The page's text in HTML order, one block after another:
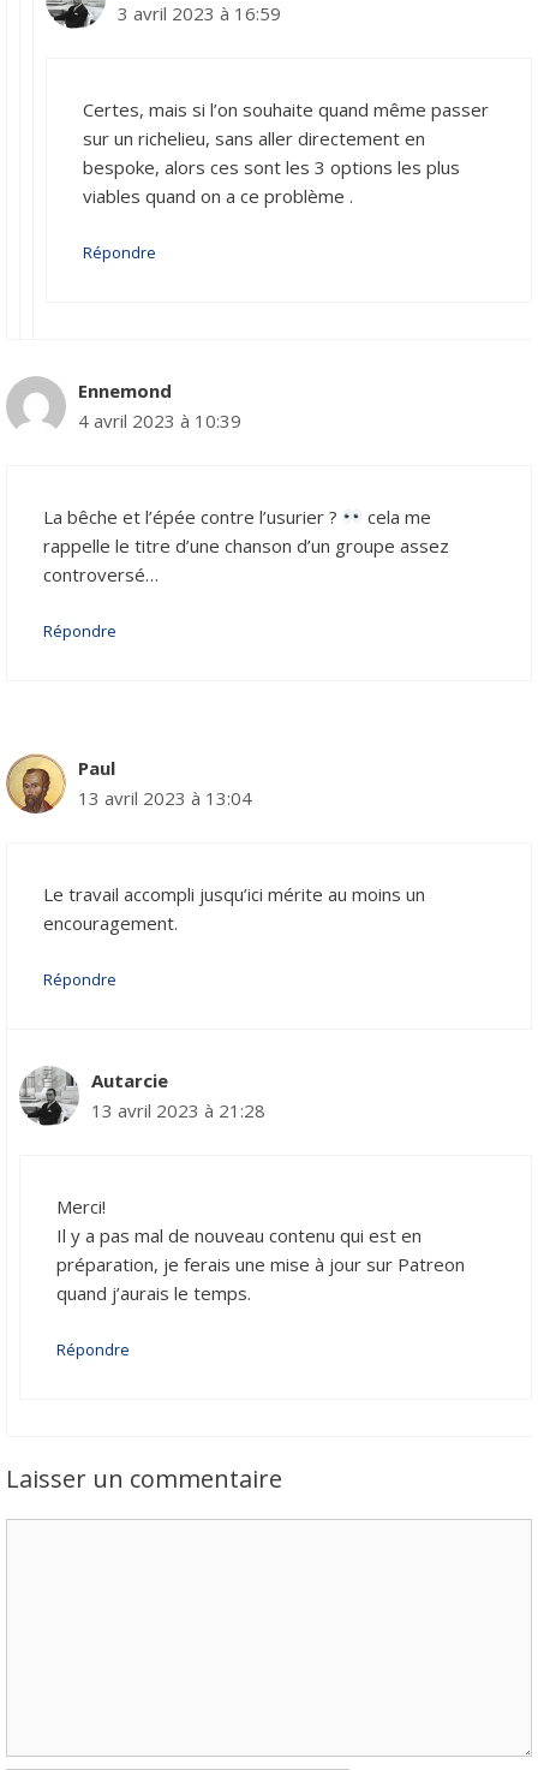
3 avril 2023 à 16:59
Certes, mais si l’on souhaite quand même passer
sur un richelieu, sans aller directement en
bespoke, alors ces sont les 3 options les plus
viables quand on a ce problème .
Répondre
Ennemond
4 avril 2023 à 10:39
La bêche et l’épée contre l’usurier ?
cela me
rappelle le titre d’une chanson d’un groupe assez
controversé…
Répondre
Paul
13 avril 2023 à 13:04
Le travail accompli jusqu’ici mérite au moins un
encouragement.
Répondre
Autarcie
13 avril 2023 à 21:28
Merci!
Il y a pas mal de nouveau contenu qui est en
préparation, je ferais une mise à jour sur Patreon
quand j’aurais le temps.
Répondre
Laisser un commentaire